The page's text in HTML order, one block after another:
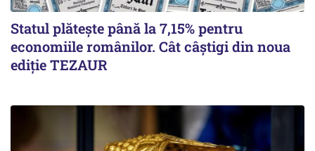
Statul plătește până la 7,15% pentru
economiile românilor. Cât câștigi din noua
ediție TEZAUR